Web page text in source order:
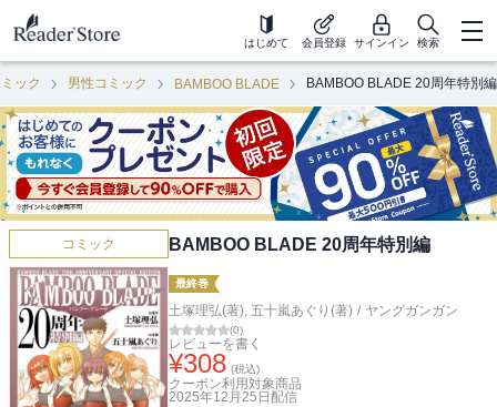
はじめて 会員登録 サインイン 検索
ック 男性コミック BAMBOO BLADE BAMBOO BLADE 20周年特別編
コミック BAMBOO BLADE 20周年特別編
最終巻
土塚理弘(著), 五十嵐あぐり(著) / ヤングガンガン
(0)
レビューを書く
¥308 (税込)
クーポン利用対象商品
2025年12月25日 配信